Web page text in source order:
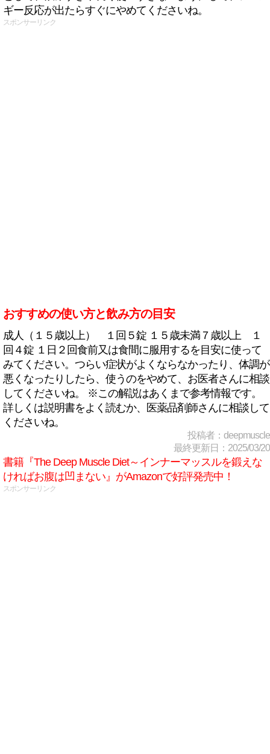
ギー反応が出たらすぐにやめてくださいね。
スポンサーリンク
おすすめの使い方と飲み方の目安
成人（１５歳以上） １回５錠 １５歳未満７歳以上 １
回４錠 １日２回食前又は食間に服用するを目安に使って
みてください。つらい症状がよくならなかったり、体調が
悪くなったりしたら、使うのをやめて、お医者さんに相談
してくださいね。 ※この解説はあくまで参考情報です。
詳しくは説明書をよく読むか、医薬品剤師さんに相談して
くださいね。
投稿者：deepmuscle
最終更新日：2025/03/20
書籍『The Deep Muscle Diet～インナーマッスルを鍛えな
ければお腹は凹まない』がAmazonで好評発売中！
スポンサーリンク